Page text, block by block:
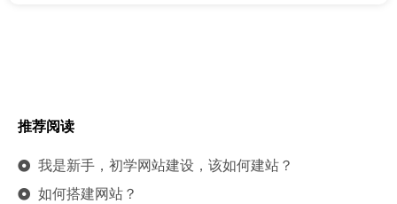
推荐阅读
我是新手，初学网站建设，该如何建站？
如何搭建网站？